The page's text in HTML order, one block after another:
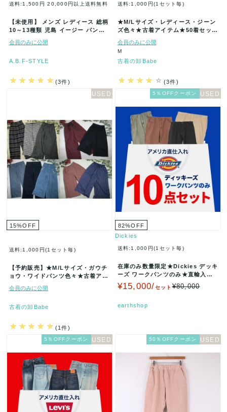
送料:1,500円 20,000円以上送料無料
【未使用】 メンズ レディース 総柄
10～13種類 児島 イージー パンツ
会員のみに公開
A.B.F-STYLE
(3件)
送料:1,000円(1セット毎)
★M/Lサイズ・レディース・ジーン
ズ色々★古着アイテム★50着セット
★…
会員のみに公開
M
古着の卸Babe
(3件)
15%OFF
送料:1,000円(1セット毎)
【予約販売】★M/Lサイズ・ガウチ
ョウ・ワイドパンツ色々★古着アイ
★…
会員のみに公開
古着の卸Babe
(1件)
5％OFFクーポン
82%OFF
Dickies
送料:1,000円(1セット毎)
在庫のみ数量限定★Dickies デッキ
ーズ ワークパンツのみ★直輸入ア
メリカ古着 10点セット★卸…
¥15,000/セット¥80,000
earthshop
5％OFFクーポン 50％OFFクーポン